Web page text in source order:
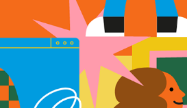
Olimpíada de Língua
Portuguesa